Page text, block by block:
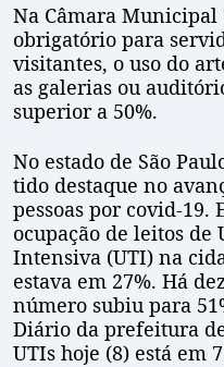
Na Câmara Municipal
obrigatório para
visitantes, o uso do
as galerias ou
superior a 50%.
No estado de São
tido destaque no
pessoas por covid-19.
ocupação de leitos de
Intensiva (UTI) na
estava em 27%. Há
número subiu para
Diário da prefeitura
UTIs hoje (8) está em